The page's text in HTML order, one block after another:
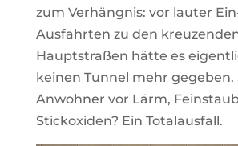
zum Verhängnis: vor lauter
Ausfahrten zu den
Hauptstraßen hätte es
keinen Tunnel mehr gegeben.
Anwohner vor Lärm,
Stickoxiden? Ein Totalausfall.